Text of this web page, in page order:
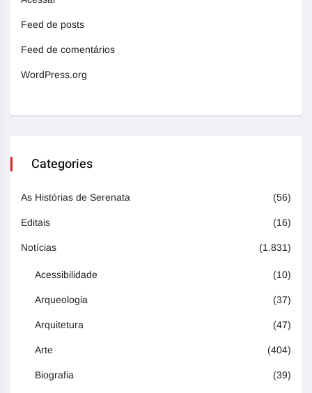
Feed de posts
Feed de comentários
WordPress.org
Categories
As Histórias de Serenata (56)
Editais (16)
Notícias (1.831)
Acessibilidade (10)
Arqueologia (37)
Arquitetura (47)
Arte (404)
Biografia (39)